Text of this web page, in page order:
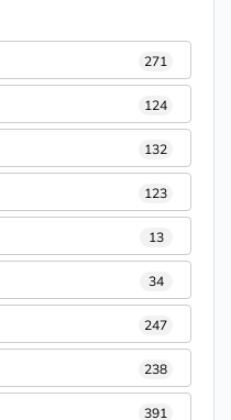
271
124
132
123
13
34
247
238
391